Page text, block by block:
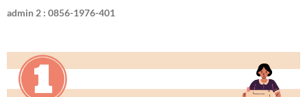
admin 2 : 0856-1976-401